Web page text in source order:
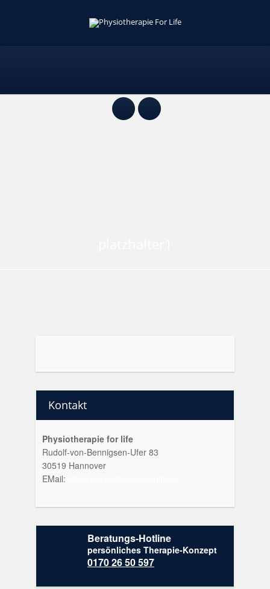
Kontakt
Physiotherapie for life
Rudolf-von-Bennigsen-Ufer 83
30519 Hannover
EMail:
Beratungs-Hotline
persönliches Therapie-Konzept
0170 26 50 597